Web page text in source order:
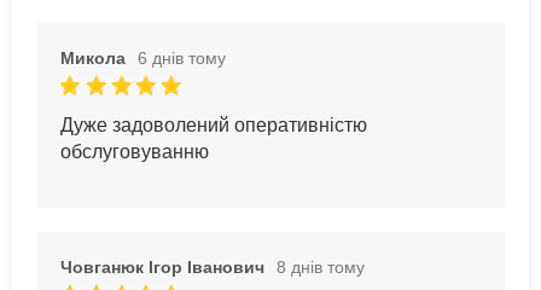
Микола 6 днів тому
Дуже задоволений оперативністю
обслуговуванню
Човганюк Ігор Іванович 8 днів тому